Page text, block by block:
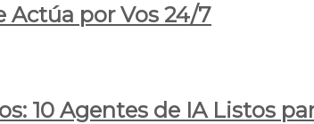
Actúa por Vos 24/7
10 Agentes de IA Listos